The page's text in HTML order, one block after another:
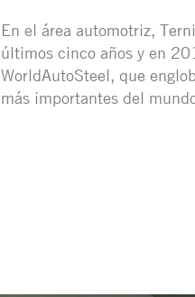
En el área automotriz,
últimos cinco años y en
WorldAutoSteel, que
más importantes del